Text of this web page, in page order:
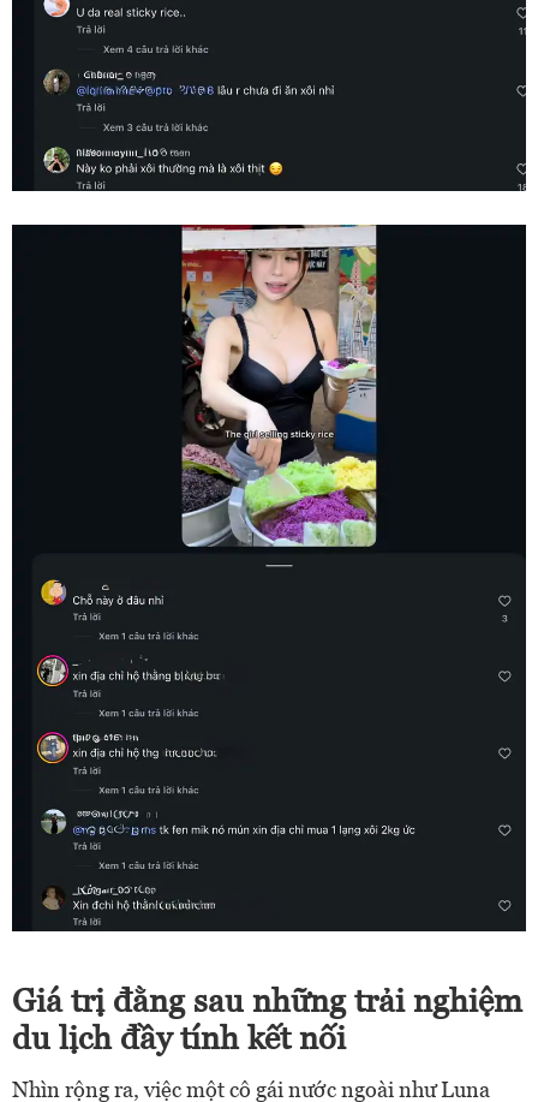
Giá trị đằng sau những trải nghiệm
du lịch đầy tính kết nối
Nhìn rộng ra, việc một cô gái nước ngoài như Luna